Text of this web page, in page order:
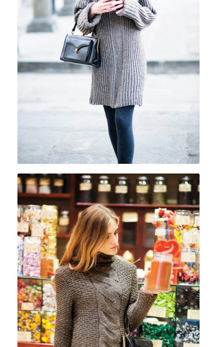
CUOR DI MERINO 210
CUOR DI MERINO 120